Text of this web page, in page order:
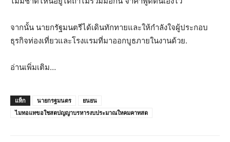
จากนั้น นายกรัฐมนตรีได้เดินทักทายและให้กำลังใจผู้ประกอบ
ธุรกิจท่องเที่ยวและโรงแรมที่มาออกบูธภายในงานด้วย.
อ่านเพิ่มเติม…
แท็ก นายกรฐมนตร
ยนยน
ไมทอแทขอใชสตปญญาบรหารงบประมาณใหคมคาทสด